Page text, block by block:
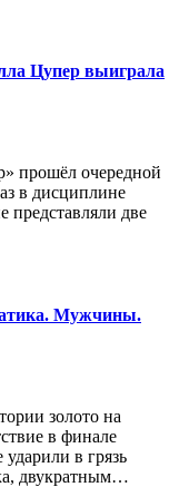
Цупер выиграла
прошёл очередной
в дисциплине
представляли две
Мужчины.
золото на
в финале
в грязь
двукратным…